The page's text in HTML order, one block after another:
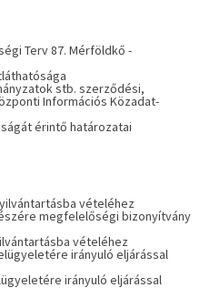
Terv 87. Mérföldkő -
stb. szerződési,
Információs Közadat-
érintő határozatai
vételéhez
megfelelőségi bizonyítvány
vételéhez
irányuló eljárással
irányuló eljárással